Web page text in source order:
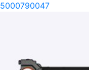
5000790047